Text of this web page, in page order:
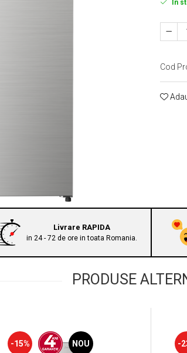
In
Cod
Livrare RAPIDA
in 24 - 72 de ore in toata Romania.
PRODUSE
-15% NOU -